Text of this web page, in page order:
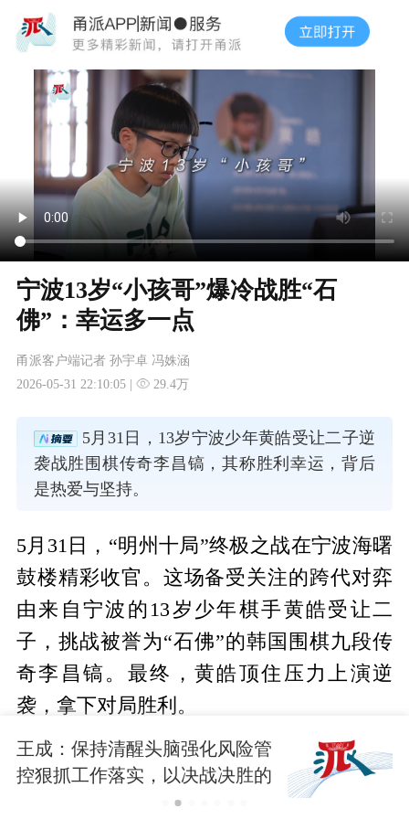
宁波13岁“小孩哥”爆冷战胜“石
佛”：幸运多一点
甬派客户端记者 孙宇卓 冯姝涵
2026-05-31 22:10:05 |
29.4万
5月31日，13岁宁波少年黄皓受让二子逆
袭战胜围棋传奇李昌镐，其称胜利幸运，背后
是热爱与坚持。
5月31日，“明州十局”终极之战在宁波海曙
鼓楼精彩收官。这场备受关注的跨代对弈
由来自宁波的13岁少年棋手黄皓受让二
子，挑战被誉为“石佛”的韩国围棋九段传
奇李昌镐。最终，黄皓顶住压力上演逆
袭，拿下对局胜利。
作为宁波本土优秀青少年围棋人才，年仅
13岁的黄皓已是业余7段棋手，此前在多项
全国少儿围棋赛事中斩获冠军，是极具潜
王成：保持清醒头脑强化风险管
控狠抓工作落实，以决战决胜的
战斗姿态打赢防汛防台硬仗